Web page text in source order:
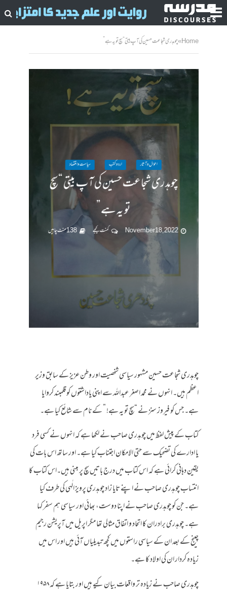
Home
»چوہدری شجاعت حسین کی آپ بیتی “سچ تو یہ ہے”
احوال وآثار اردو کتب سیاست واقتصاد
چوہدری شجاعت حسین کی آپ بیتی “سچ
تو یہ ہے”
November 18, 2022 کمنت کیجے 138 منٹ چاہیں
چوہدری شجاعت حسین مشہور سیاسی شخصیت اور وطن عزیز کے سابق وزیر
اعظم ہیں۔ انہوں نے محمد اصغر عبداللہ سے اپنی یاداشتوں کو قلمبند کروایا
ہے۔ جس کو فیروز سنز نے “سچ تو یہ ہے! ” کے نام سے شائع کیا ہے۔
کتاب کے پیش لفظ میں چوہدری صاحب نے لکھا ہے کہ انہوں نے کسی فرد
یا ادارے کی تضحیک سے حتی الامکان اجتناب کیا ہے۔ اور ساتھ اس بات کی
یقین دہانی کرائی ہے کہ اس کتاب میں درج باتیں سچ پر مبنی ہیں۔اس کتاب کا
انتساب چوہدری صاحب نے اپنے تایا زاد چوہدری پرویز الٰہی کی طرف کیا
ہے۔ جن کو چوہدری صاحب نے اپنا دوست، بھائی اور سیاسی ہم سفر کہا
ہے۔ چوہدری برادران کا اتحاد و اتفاق مثالی تھا مگر اپریل میں آپریشن رجیم
چینج کے بعد ان کے سیاسی راستوں میں کچھ تبدیلیاں آئی ہیں اور اس میں
زیادہ کردار ان کی اولاد کا ہے۔
چوہدری صاحب نے زیادہ تر واقعات بیان کیے ہیں اور بتایا ہے کہ ۱۹۵۸